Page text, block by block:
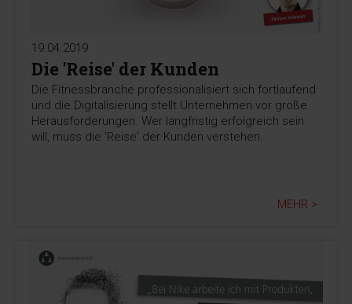
19.04.2019
Die 'Reise' der Kunden
Die Fitnessbranche professionalisiert sich fortlaufend
und die Digitalisierung stellt Unternehmen vor große
Herausforderungen. Wer langfristig erfolgreich sein
will, muss die 'Reise' der Kunden verstehen.
MEHR >